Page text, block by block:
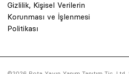
Gizlilik, Kişisel Verilerin
Korunması ve İşlenmesi
Politikası
© 2001 Rota Yayın Yapım Tanıtım Tic.
Asquared WordPress Agency